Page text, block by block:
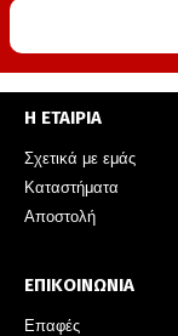
Η ΕΤΑΙΡΙΑ
Σχετικά με εμάς
Καταστήματα
Αποστολή
ΕΠΙΚΟΙΝΩΝΙΑ
Επαφές